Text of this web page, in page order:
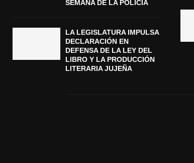
SEMANA DE LA POLICÍA
LA LEGISLATURA IMPULSA
DECLARACIÓN EN
DEFENSA DE LA LEY DEL
LIBRO Y LA PRODUCCIÓN
LITERARIA JUJEÑA